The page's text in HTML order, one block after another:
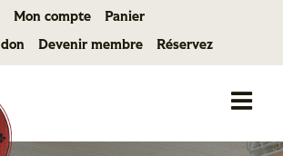
Mon compte Panier
Devenir membre Réservez